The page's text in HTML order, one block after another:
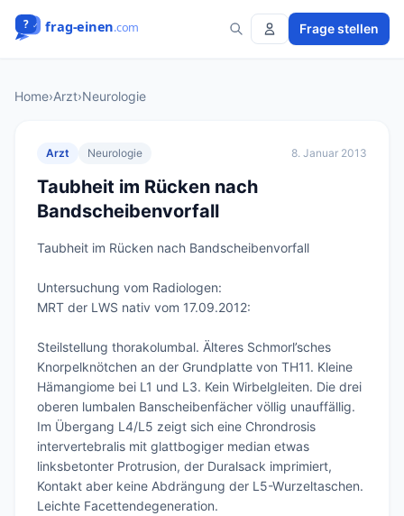
Frage stellen
Home›Arzt›Neurologie
Arzt Neurologie 8. Januar 2013
Taubheit im Rücken nach
Bandscheibenvorfall
Taubheit im Rücken nach Bandscheibenvorfall
Untersuchung vom Radiologen:
MRT der LWS nativ vom 17.09.2012:
Steilstellung thorakolumbal. Älteres Schmorl’sches
Knorpelknötchen an der Grundplatte von TH11. Kleine
Hämangiome bei L1 und L3. Kein Wirbelgleiten. Die drei
oberen lumbalen Banscheibenfächer völlig unauffällig.
Im Übergang L4/L5 zeigt sich eine Chrondrosis
intervertebralis mit glattbogiger median etwas
linksbetonter Protrusion, der Duralsack imprimiert,
Kontakt aber keine Abdrängung der L5-Wurzeltaschen.
Leichte Facettendegeneration.